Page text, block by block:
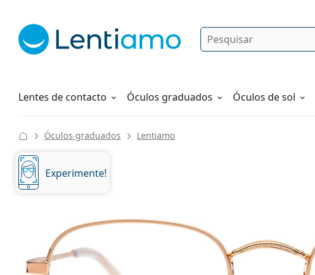
Pesquisar
Lentes de contacto
Líquidos Óculos graduados Óculos de sol
Como fazer um pedido
Óculos graduados Lentiamo
Experimente!